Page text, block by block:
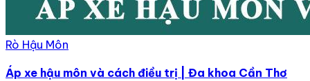
Rò Hậu Môn
Áp xe hậu môn và cách điều trị | Đa khoa Cần Thơ